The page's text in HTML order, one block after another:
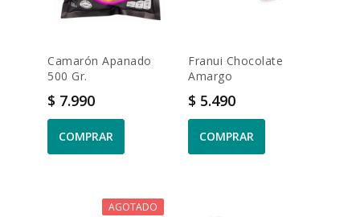
Camarón Apanado
500 Gr.
Precio
$ 7.990
COMPRAR
Franui Chocolate
Amargo
Precio
$ 5.490
COMPRAR
AGOTADO